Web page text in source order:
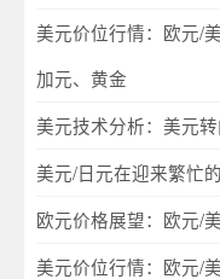
美元价位行情：欧元/
加元、黄金
美元技术分析：美元
美元/日元在迎来繁忙
欧元价格展望：欧元/
美元价位行情：欧元/